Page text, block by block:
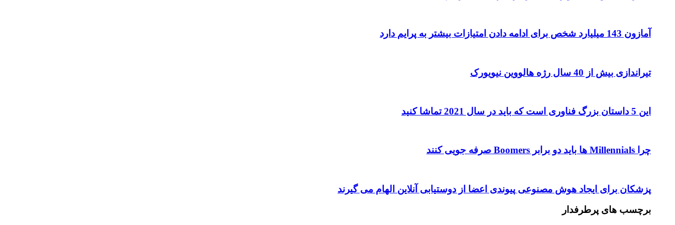
آمازون 143 میلیارد شخص برای ادامه دادن امتیازات بیشتر به پرایم دارد
تیراندازی بیش از 40 سال رژه هالووین نیویورک
این 5 داستان بزرگ فناوری است که باید در سال 2021 تماشا کنید
چرا Millennials ها باید دو برابر Boomers صرفه جویی کنند
پزشکان برای ایجاد هوش مصنوعی پیوندی اعضا از دوستیابی آنلاین الهام می گیرند
برچسب های پرطرفدار